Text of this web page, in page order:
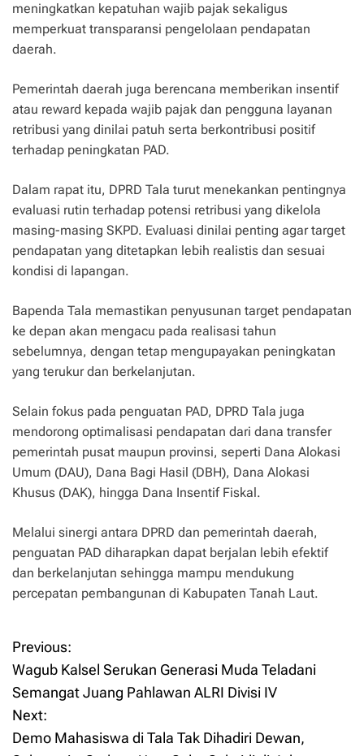
meningkatkan kepatuhan wajib pajak sekaligus
memperkuat transparansi pengelolaan pendapatan
daerah.
Pemerintah daerah juga berencana memberikan insentif
atau reward kepada wajib pajak dan pengguna layanan
retribusi yang dinilai patuh serta berkontribusi positif
terhadap peningkatan PAD.
Dalam rapat itu, DPRD Tala turut menekankan pentingnya
evaluasi rutin terhadap potensi retribusi yang dikelola
masing-masing SKPD. Evaluasi dinilai penting agar target
pendapatan yang ditetapkan lebih realistis dan sesuai
kondisi di lapangan.
Bapenda Tala memastikan penyusunan target pendapatan
ke depan akan mengacu pada realisasi tahun
sebelumnya, dengan tetap mengupayakan peningkatan
yang terukur dan berkelanjutan.
Selain fokus pada penguatan PAD, DPRD Tala juga
mendorong optimalisasi pendapatan dari dana transfer
pemerintah pusat maupun provinsi, seperti Dana Alokasi
Umum (DAU), Dana Bagi Hasil (DBH), Dana Alokasi
Khusus (DAK), hingga Dana Insentif Fiskal.
Melalui sinergi antara DPRD dan pemerintah daerah,
penguatan PAD diharapkan dapat berjalan lebih efektif
dan berkelanjutan sehingga mampu mendukung
percepatan pembangunan di Kabupaten Tanah Laut.
P
o
s
Previous:
Wagub Kalsel Serukan Generasi Muda Teladani
Semangat Juang Pahlawan ALRI Divisi IV
Next:
Demo Mahasiswa di Tala Tak Dihadiri Dewan,